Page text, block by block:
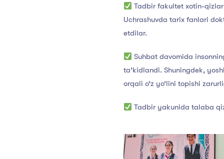
Tadbir fakultet xotin-
Uchrashuvda tarix fanlari
etdilar.
Suhbat davomida
ta’kidlandi. Shuningdek,
orqali o‘z yo‘lini topishi
Tadbir yakunida talaba